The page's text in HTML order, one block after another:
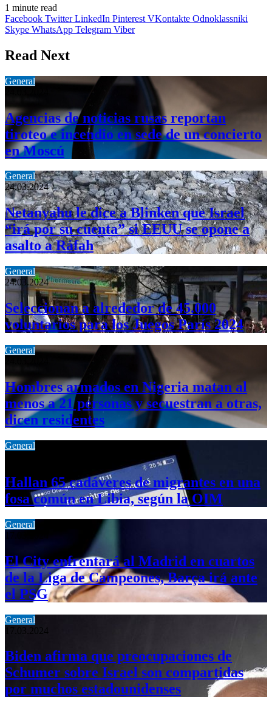
1 minute read
Facebook Twitter LinkedIn Pinterest VKontakte Odnoklassniki
Skype WhatsApp Telegram Viber
Read Next
General
Agencias de noticias rusas reportan
tiroteo e incendio en sede de un concierto
en Moscú
General
24.03.2024
Netanyahu le dice a Blinken que Israel
“irá por su cuenta” si EEUU se opone a
asalto a Ráfah
General
24.03.2024
Seleccionan a alrededor de 45.000
voluntarios para los Juegos París 2024
General
Hombres armados en Nigeria matan al
menos a 21 personas y secuestran a otras,
dicen residentes
General
Hallan 65 cadáveres de migrantes en una
fosa común en Libia, según la OIM
General
17.03.2024
El City enfrentará al Madrid en cuartos
de la Liga de Campeones, Barça irá ante
el PSG
General
17.03.2024
Biden afirma que preocupaciones de
Schumer sobre Israel son compartidas
por muchos estadounidenses